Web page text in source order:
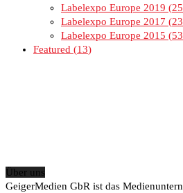
Labelexpo Europe 2019
Labelexpo Europe 2017
Labelexpo Europe 2015
53
Featured
13
Über uns
GeigerMedien GbR ist das